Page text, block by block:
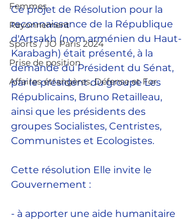
Femmes
Rayonnement
Sports / JO Paris 2024
Prise de position
Affaires étrangères, Défense et For
Ce projet de Résolution pour la
reconnaissance de la République
d'Artsakh (nom arménien du Haut-
Karabagh) était présenté, à la
demande du Président du Sénat,
par le président du groupe Les
Républicains, Bruno Retailleau,
ainsi que les présidents des
groupes Socialistes, Centristes,
Communistes et Ecologistes.
Cette résolution Elle invite le
Gouvernement :
- à apporter une aide humanitaire